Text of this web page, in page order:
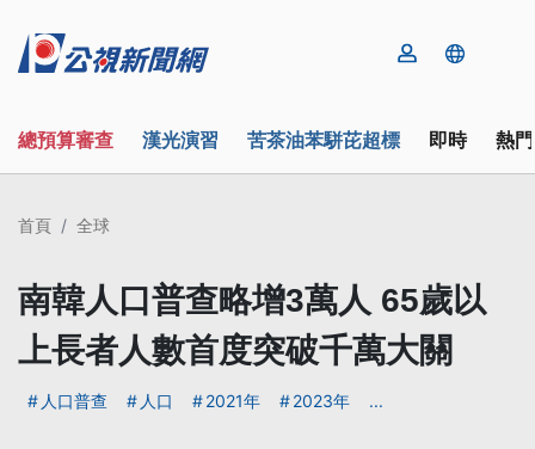
總預算審查 漢光演習 苦茶油苯駢芘超標 即時 熱
首頁 全球
南韓人口普查略增3萬人 65歲以
上長者人數首度突破千萬大關
人口普查 人口 2021年 2023年 ...